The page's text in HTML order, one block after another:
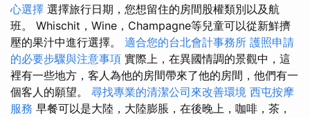
心選擇 選擇旅行日期，您想留住的房間股權類別以及航
班。 Whischit，Wine，Champagne等兒童可以從新鮮擠
壓的果汁中進行選擇。 適合您的台北會計事務所 護照申請
的必要步驟與注意事項 實際上，在異國情調的景觀中，這
裡有一些地方，客人為他的房間帶來了他的房間，他們有一
個客人的願望。 尋找專業的清潔公司來改善環境 西屯按摩
服務 早餐可以是大陸，大陸膨脹，在後晚上，咖啡，茶，